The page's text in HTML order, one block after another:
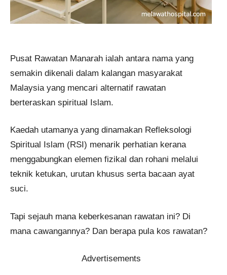
Pusat Rawatan Manarah ialah antara nama yang
semakin dikenali dalam kalangan masyarakat
Malaysia yang mencari alternatif rawatan
berteraskan spiritual Islam.
Kaedah utamanya yang dinamakan Refleksologi
Spiritual Islam (RSI) menarik perhatian kerana
menggabungkan elemen fizikal dan rohani melalui
teknik ketukan, urutan khusus serta bacaan ayat
suci.
Tapi sejauh mana keberkesanan rawatan ini? Di
mana cawangannya? Dan berapa pula kos rawatan?
Advertisements